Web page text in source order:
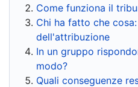
Come funziona il
Chi ha fatto che
dell'attribuzione
In un gruppo
modo?
Quali conseguenze